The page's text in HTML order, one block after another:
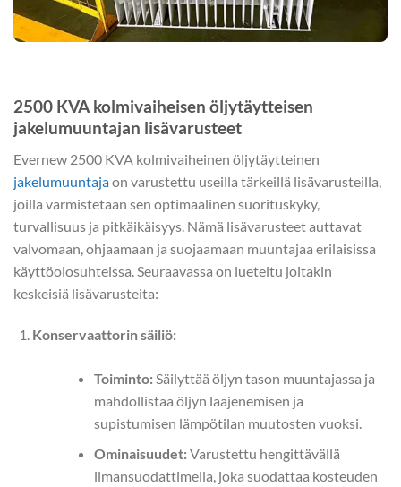
2500 KVA kolmivaiheisen öljytäytteisen
jakelumuuntajan lisävarusteet
Evernew 2500 KVA kolmivaiheinen öljytäytteinen
jakelumuuntajaon varustettu useilla tärkeillä lisävarusteilla,
joilla varmistetaan sen optimaalinen suorituskyky,
turvallisuus ja pitkäikäisyys. Nämä lisävarusteet auttavat
valvomaan, ohjaamaan ja suojaamaan muuntajaa erilaisissa
käyttöolosuhteissa. Seuraavassa on lueteltu joitakin
keskeisiä lisävarusteita:
Konservaattorin säiliö:
Toiminto:Säilyttää öljyn tason muuntajassa ja
mahdollistaa öljyn laajenemisen ja
supistumisen lämpötilan muutosten vuoksi.
Ominaisuudet:Varustettu hengittävällä
ilmansuodattimella, joka suodattaa kosteuden